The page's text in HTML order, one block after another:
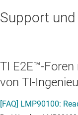
Support
TI E2E™-
von TI-